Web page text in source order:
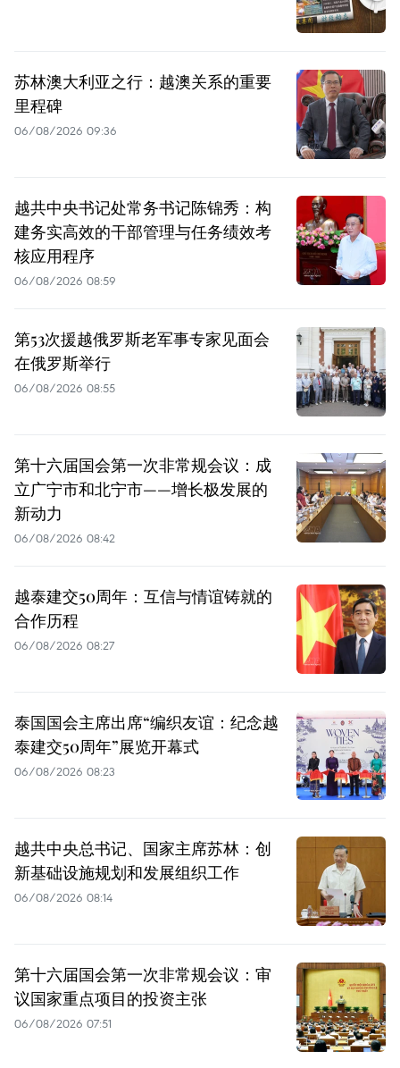
苏林澳大利亚之行：越澳关系的重要
里程碑
06/08/2026 09:36
越共中央书记处常务书记陈锦秀：构
建务实高效的干部管理与任务绩效考
核应用程序
06/08/2026 08:59
第53次援越俄罗斯老军事专家见面会
在俄罗斯举行
06/08/2026 08:55
第十六届国会第一次非常规会议：成
立广宁市和北宁市——增长极发展的
新动力
06/08/2026 08:42
越泰建交50周年：互信与情谊铸就的
合作历程
06/08/2026 08:27
泰国国会主席出席“编织友谊：纪念越
泰建交50周年”展览开幕式
06/08/2026 08:23
越共中央总书记、国家主席苏林：创
新基础设施规划和发展组织工作
06/08/2026 08:14
第十六届国会第一次非常规会议：审
议国家重点项目的投资主张
06/08/2026 07:51